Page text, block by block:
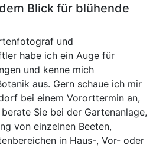
Blick für blühende
und
habe ich ein Auge für
und kenne mich
aus. Gern schaue ich mir
bei einem Vororttermin an,
Sie bei der Gartenanlage,
von einzelnen Beeten,
in Haus-, Vor- oder